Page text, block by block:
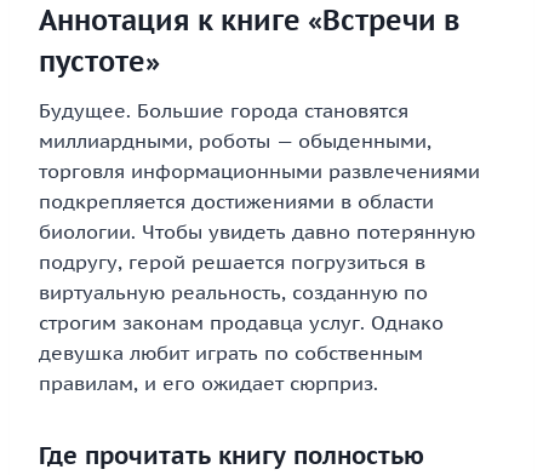
Аннотация к книге «Встречи в
пустоте»
Будущее. Большие города становятся
миллиардными, роботы — обыденными,
торговля информационными развлечениями
подкрепляется достижениями в области
биологии. Чтобы увидеть давно потерянную
подругу, герой решается погрузиться в
виртуальную реальность, созданную по
строгим законам продавца услуг. Однако
девушка любит играть по собственным
правилам, и его ожидает сюрприз.
Где прочитать книгу полностью